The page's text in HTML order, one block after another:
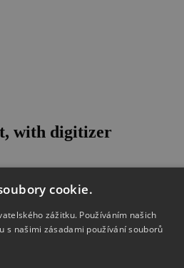
with digitizer
cookie.
zážitku. Používáním našich
s našimi zásadami používání souborů